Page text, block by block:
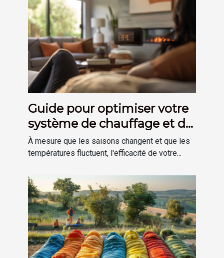
Guide pour optimiser votre
système de chauffage et de
plomberie à domicile
À mesure que les saisons changent et que les
températures fluctuent, l'efficacité de votre...